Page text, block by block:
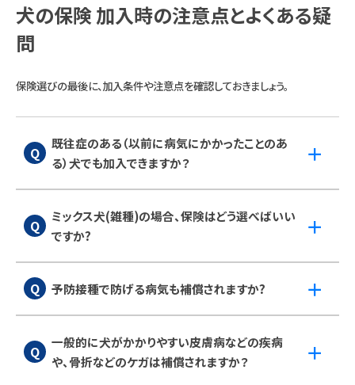
犬の保険 加入時の注意点とよくある疑
問
保険選びの最後に、加入条件や注意点を確認しておきましょう。
既往症のある（以前に病気にかかったことのあ
る）犬でも加入できますか？
た、加入前から発症している病気やケガは、基本的に補償の対
象外となります。まずは一度、加入条件をご確認ください。
ミックス犬(雑種)の場合、保険はどう選べばいい
ですか?
格(小型・中型・大型)を基準に保険を選ぶのが一般的です。当
予防接種で防げる病気も補償されますか?
はなりません。
なお、保険は「治療」を目的とした費用を対象としているため、
一般的に犬がかかりやすい皮膚病などの疾病
や、骨折などのケガは補償されますか？